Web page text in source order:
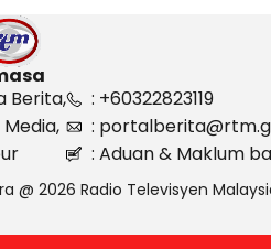
Berita,
: +60322823119
:
: Aduan & Maklum
@ 2026 Radio Televisyen